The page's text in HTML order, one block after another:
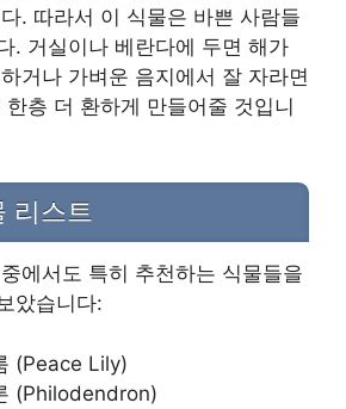
. 따라서 이 식물은 바쁜 사람들
. 거실이나 베란다에 두면 해가
거나 가벼운 음지에서 잘 자라면
층 더 환하게 만들어줄 것입니
리스트
에서도 특히 추천하는 식물들을
았습니다:
(Peace Lily)
(Philodendron)